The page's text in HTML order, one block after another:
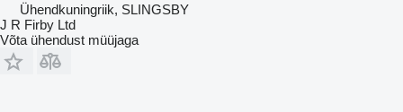
Ühendkuningriik, SLINGSBY
J R Firby Ltd
Võta ühendust müüjaga